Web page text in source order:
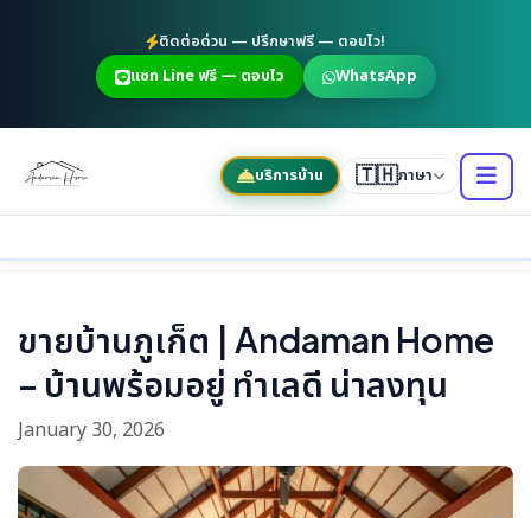
ติดต่อด่วน — ปรึกษาฟรี — ตอบไว!
แชท Line ฟรี — ตอบไว
WhatsApp
บริการบ้าน 🇹🇭ภาษา
ขายบ้านภูเก็ต | Andaman Home
– บ้านพร้อมอยู่ ทำเลดี น่าลงทุน
January 30, 2026